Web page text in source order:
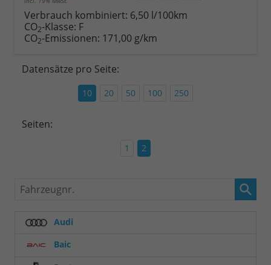
Verbrauch kombiniert: 6,50 l/100km
CO2-Klasse: F
CO2-Emissionen: 171,00 g/km
Datensätze pro Seite:
10 20 50 100 250
Seiten:
1 2
Fahrzeugnr.
Audi
Baic